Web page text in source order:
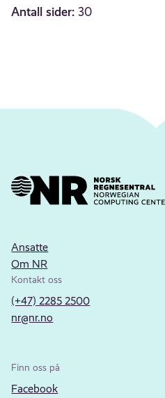
Antall sider: 30
Ansatte
Om NR
Kontakt oss
(+47) 2285 2500
nr@nr.no
Finn oss på
Facebook